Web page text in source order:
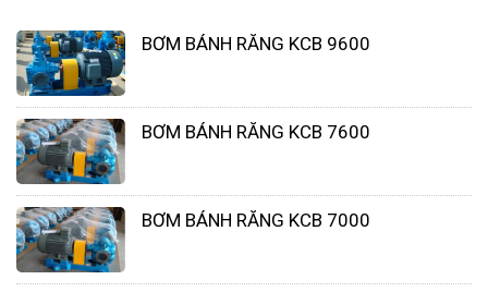
BƠM BÁNH RĂNG KCB 9600
BƠM BÁNH RĂNG KCB 7600
BƠM BÁNH RĂNG KCB 7000